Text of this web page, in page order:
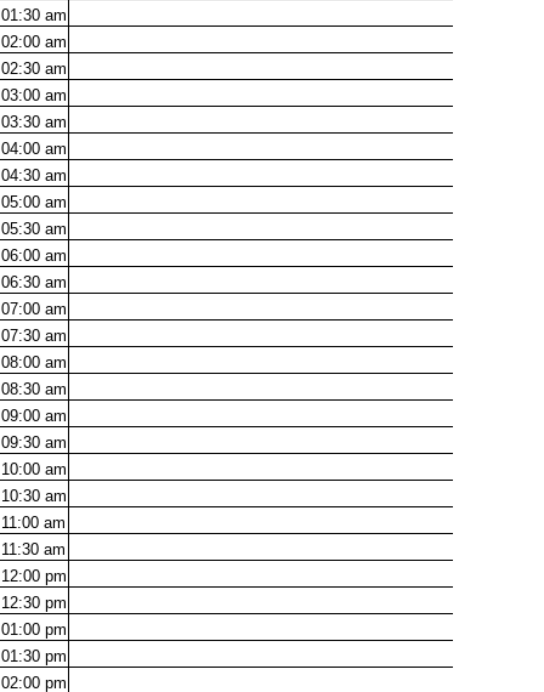
01:30 am
02:00 am
02:30 am
03:00 am
03:30 am
04:00 am
04:30 am
05:00 am
05:30 am
06:00 am
06:30 am
07:00 am
07:30 am
08:00 am
08:30 am
09:00 am
09:30 am
10:00 am
10:30 am
11:00 am
11:30 am
12:00 pm
12:30 pm
01:00 pm
01:30 pm
02:00 pm